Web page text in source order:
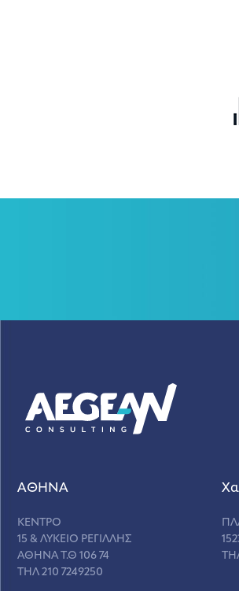
ΑΘΗΝΑ
ΚΕΝΤΡΟ
15 & ΛΥΚΕΙΟ ΡΕΓΙΛΛΗΣ
ΑΘΗΝΑ Τ.Θ 106 74
ΤΗΛ 210 7249250